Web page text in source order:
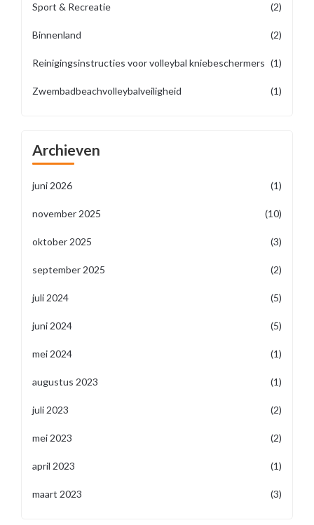
Sport & Recreatie (2)
Binnenland (2)
Reinigingsinstructies voor volleybal kniebeschermers (1)
Zwembadbeachvolleybalveiligheid (1)
Archieven
juni 2026 (1)
november 2025 (10)
oktober 2025 (3)
september 2025 (2)
juli 2024 (5)
juni 2024 (5)
mei 2024 (1)
augustus 2023 (1)
juli 2023 (2)
mei 2023 (2)
april 2023 (1)
maart 2023 (3)